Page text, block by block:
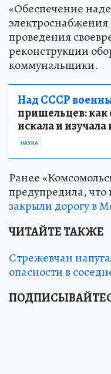
«Обеспечение
проведения
реконструкции
коммунальщики.
Над СССР
пришельцев: как
искала и
НАУКА
Ранее
предупредила,
закрыли дорогу в
ЧИТАЙТЕ ТАКЖЕ
Стрежевчан
опасности в